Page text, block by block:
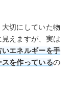
切にしていた物
えますが、実は
いエネルギーを手
を作っているの